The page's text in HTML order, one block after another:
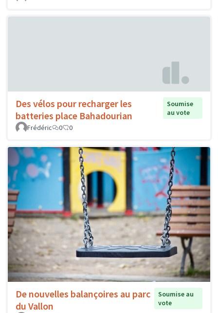
Des vélos pour recharger les
batteries place Bahadourian
Soumise
au vote
Frédéric
0 0
De nouvelles balançoires au parc
du Vallon
Soumise au
vote